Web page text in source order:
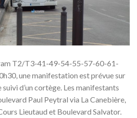
T2/T3-41-49-54-55-57-60-61-
une manifestation est prévue sur
suivi d’un cortège. Les manifestants
Paul Peytral via La Canebière,
Lieutaud et Boulevard Salvator.